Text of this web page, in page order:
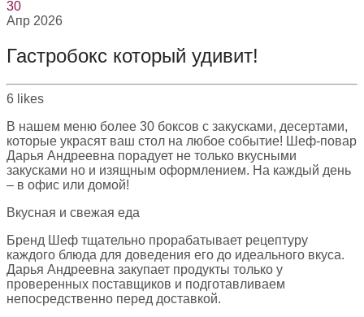
30
Апр 2026
Гастробокс который удивит!
6 likes
В нашем меню более 30 боксов с закусками, десертами,
которые украсят ваш стол на любое событие! Шеф-повар
Дарья Андреевна порадует не только вкусными
закусками но и изящным оформлением. На каждый день
– в офис или домой!
Вкусная и свежая еда
Бренд Шеф тщательно прорабатывает рецептуру
каждого блюда для доведения его до идеального вкуса.
Дарья Андреевна закупает продукты только у
проверенных поставщиков и подготавливаем
непосредственно перед доставкой.